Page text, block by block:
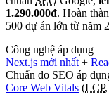
1.290.000đ. Hoàn
500 dự án lớn từ năm
Công nghệ áp dụng
Next.js mới nhất +
Chuẩn đo SEO áp
Core Web Vitals (LCP,